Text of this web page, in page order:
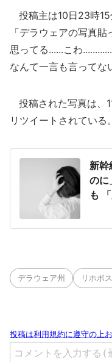
投稿主は10日23時15
「デラウェアの写真
思ってる......こわ
なんて一言も言ってな
投稿された写真は、
リツイートされている。
新幹
のに
も
デラウェア州 リホボ